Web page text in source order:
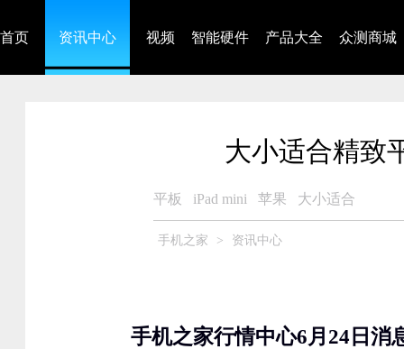
首页 资讯中心 视频 智能硬件 产品大全 众测商城
大小适合精致
平板 iPad mini 苹果 大小适合
手机之家 > 资讯中心
手机之家行情中心6月24日